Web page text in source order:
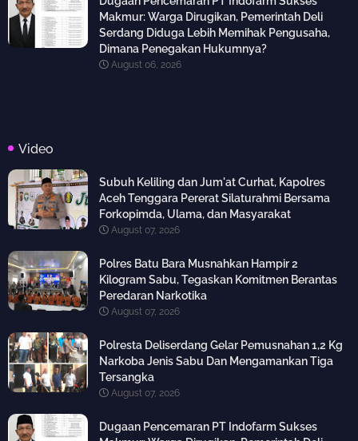
Makmur: Warga Dirugikan, Pemerintah Deli
Serdang Diduga Lebih Memihak Pengusaha,
Dimana Penegakan Hukumnya?
August 06, 2026
Video
Subuh Keliling dan Jum'at Curhat, Kapolres
Aceh Tenggara Pererat Silaturahmi Bersama
Forkopimda, Ulama, dan Masyarakat
August 07, 2026
Polres Batu Bara Musnahkan Hampir 2
Kilogram Sabu, Tegaskan Komitmen Berantas
Peredaran Narkotika
August 07, 2026
Polresta Deliserdang Gelar Pemusnahan 1,2 Kg
Narkoba Jenis Sabu Dan Mengamankan Tiga
Tersangka
August 07, 2026
Dugaan Pencemaran PT Indofarm Sukses